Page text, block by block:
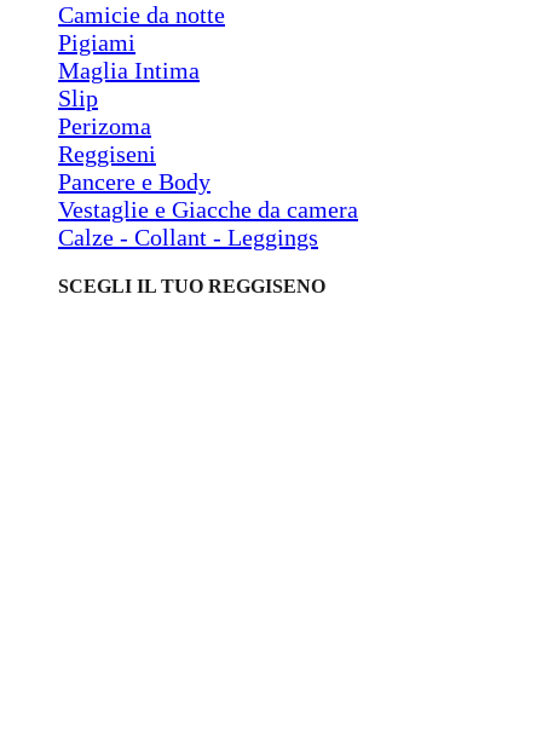
Camicie da notte
Pigiami
Maglia Intima
Slip
Perizoma
Reggiseni
Pancere e Body
Vestaglie e Giacche da camera
Calze - Collant - Leggings
SCEGLI IL TUO REGGISENO